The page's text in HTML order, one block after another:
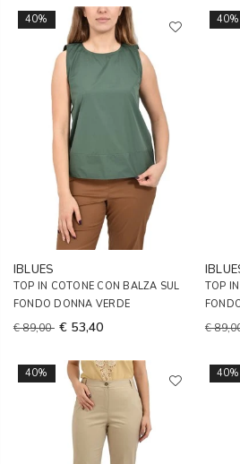
40%
IBLUES
TOP IN COTONE CON BALZA SUL
FONDO DONNA VERDE
€ 89,00 € 53,40
40%
TOP
€
40% 40%